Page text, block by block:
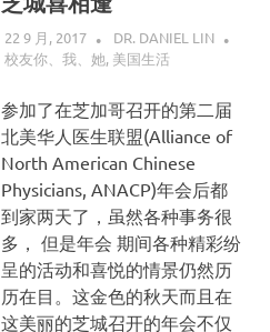
22 9 月, 2017
DR. DANIEL LIN
校友你、我、她, 美国生活
参加了在芝加哥召开的第二届
北美华人医生联盟(Alliance of
North American Chinese
Physicians, ANACP)年会后都
到家两天了，虽然各种事务很
多， 但是年会 期间各种精彩纷
呈的活动和喜悦的情景仍然历
历在目。这金色的秋天而且在
这美丽的芝城召开的年会不仅